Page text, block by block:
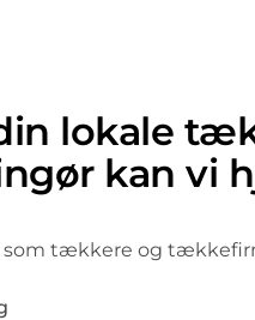
lokale
kan vi
som tækkere og